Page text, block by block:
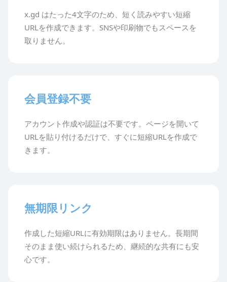
x.gd はたった4文字のため、短く読みやすい短縮
URLを作成できます。SNSや印刷物でもスペースを
取りません。
会員登録不要
アカウント作成や認証は不要です。ページを開いて
URLを貼り付けるだけで、すぐに短縮URLを作成で
きます。
無期限リンク
作成した短縮URLに有効期限はありません。長期間
そのまま使い続けられるため、継続的な共有にも安
心です。